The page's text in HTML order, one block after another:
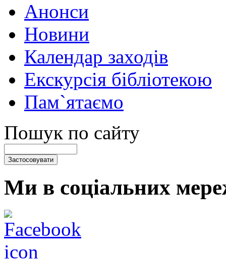
Анонси
Новини
Календар заходів
Екскурсія бібліотекою
Пам`ятаємо
Пошук по сайту
Ми в соціальних